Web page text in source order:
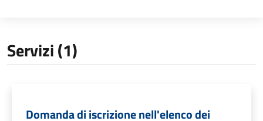
Servizi (1)
Domanda di iscrizione nell'elenco dei